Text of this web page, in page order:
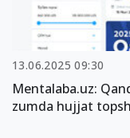
13.06.2025 09:30
Mentalaba.uz:
zumda hujjat